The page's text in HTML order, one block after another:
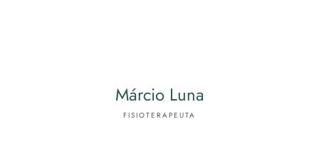
Márcio Luna
FISIOTERAPEUTA